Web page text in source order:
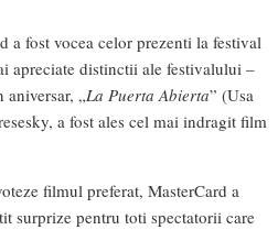
a fost vocea celor prezenti la festival
apreciate distinctii ale festivalului –
„La Puerta Abierta” (Usa
a fost ales cel mai indragit film
filmul preferat, MasterCard a
surprize pentru toti spectatorii care